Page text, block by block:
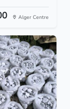
Alger Centre